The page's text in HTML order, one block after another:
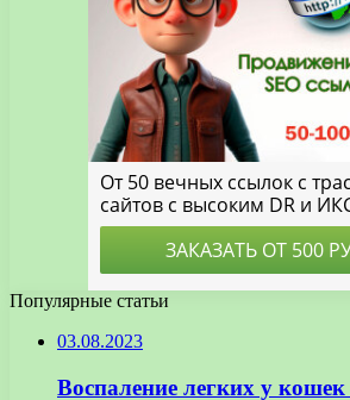
Популярные статьи
03.08.2023
Воспаление легких у